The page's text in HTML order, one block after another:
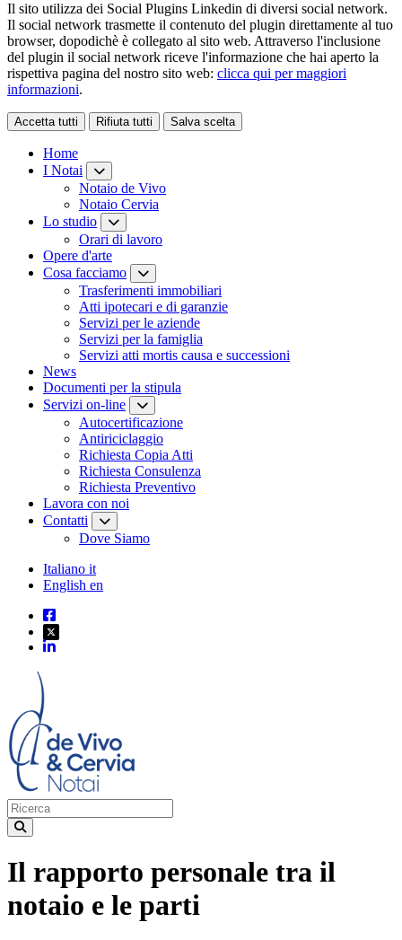
Il sito utilizza dei Social Plugins Linkedin di diversi social network.
Il social network trasmette il contenuto del plugin direttamente al tuo
browser, dopodichè è collegato al sito web. Attraverso l'inclusione
del plugin il social network riceve l'informazione che hai aperto la
rispettiva pagina del nostro sito web: clicca qui per maggiori
informazioni.
Accetta tutti Rifiuta tutti Salva scelta
Home
I Notai
Notaio de Vivo
Notaio Cervia
Lo studio
Orari di lavoro
Opere d'arte
Cosa facciamo
Trasferimenti immobiliari
Atti ipotecari e di garanzie
Servizi per le aziende
Servizi per la famiglia
Servizi atti mortis causa e successioni
News
Documenti per la stipula
Servizi on-line
Autocertificazione
Antiriciclaggio
Richiesta Copia Atti
Richiesta Consulenza
Richiesta Preventivo
Lavora con noi
Contatti
Dove Siamo
Italiano it
English en
Il rapporto personale tra il
notaio e le parti